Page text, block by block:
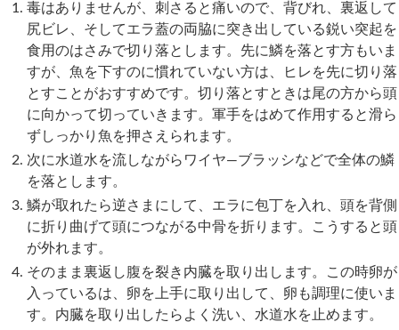
毒はありませんが、刺さると痛いので、背びれ、裏返して
尻ビレ、そしてエラ蓋の両脇に突き出している鋭い突起を
食用のはさみで切り落とします。先に鱗を落とす方もいま
すが、魚を下すのに慣れていない方は、ヒレを先に切り落
とすことがおすすめです。切り落とすときは尾の方から頭
に向かって切っていきます。軍手をはめて作用すると滑ら
ずしっかり魚を押さえられます。
次に水道水を流しながらワイヤ―ブラッシなどで全体の鱗
を落とします。
鱗が取れたら逆さまにして、エラに包丁を入れ、頭を背側
に折り曲げて頭につながる中骨を折ります。こうすると頭
が外れます。
そのまま裏返し腹を裂き内臓を取り出します。この時卵が
入っているは、卵を上手に取り出して、卵も調理に使いま
す。内臓を取り出したらよく洗い、水道水を止めます。